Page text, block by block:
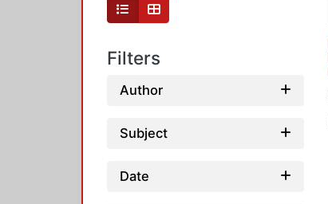
Filters
Author
Subject
Date